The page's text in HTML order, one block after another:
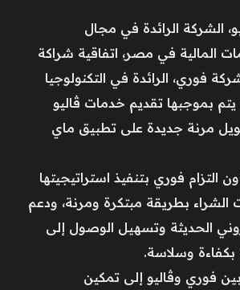
الشركة الرائدة في مجال
المالية في مصر، اتفاقية شراكة
فوري، الرائدة في التكنولوجيا
بموجبها تقديم خدمات ڤاليو
مرنة جديدة على تطبيق ماي
التزام فوري بتنفيذ استراتيجيتها
الشراء بطريقة مبتكرة ومرنة، ودعم
الحديثة وتسهيل الوصول إلى
بكفاءة وسلاسة.
فوري وڤاليو إلى تمكين